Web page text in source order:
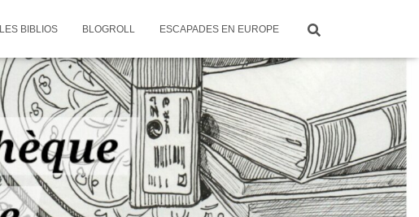
LES BIBLIOS BLOGROLL ESCAPADES EN EUROPE